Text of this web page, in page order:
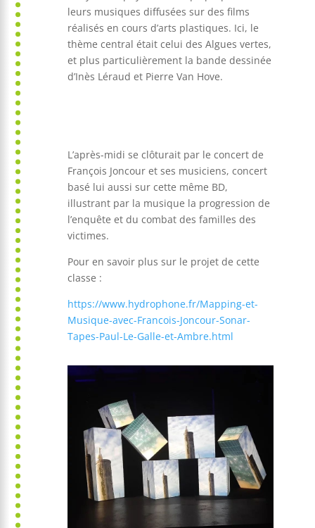
leurs musiques diffusées sur des films
réalisés en cours d’arts plastiques. Ici, le
thème central était celui des Algues vertes,
et plus particulièrement la bande dessinée
d’Inès Léraud et Pierre Van Hove.
L’après-midi se clôturait par le concert de
François Joncour et ses musiciens, concert
basé lui aussi sur cette même BD,
illustrant par la musique la progression de
l’enquête et du combat des familles des
victimes.
Pour en savoir plus sur le projet de cette
classe :
https://www.hydrophone.fr/Mapping-et-
Musique-avec-Francois-Joncour-Sonar-
Tapes-Paul-Le-Galle-et-Ambre.html